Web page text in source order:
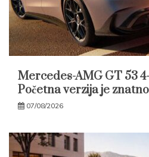
Mercedes-AMG GT 53
Početna verzija je
07/08/2026